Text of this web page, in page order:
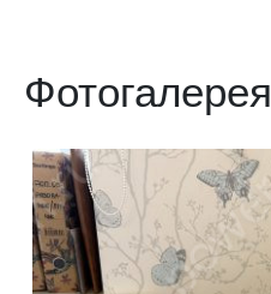
Фотогалерея